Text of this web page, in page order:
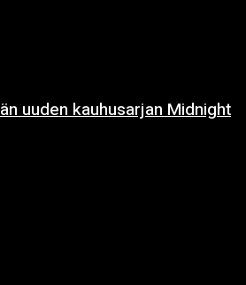
uuden kauhusarjan Midnight